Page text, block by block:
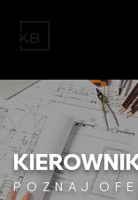
P O Z N A J O F E